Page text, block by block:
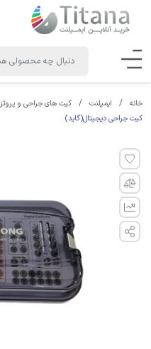
خانه ایمپلنت
کیت های جراحی و پروتز
کیت جراحی دیجیتال(گاید)